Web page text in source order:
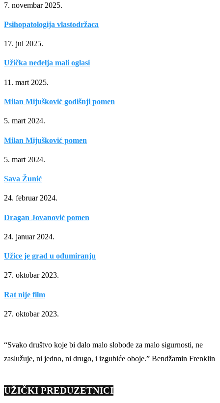
7. novembar 2025.
Psihopatologija vlastodržaca
17. jul 2025.
Užička nedelja mali oglasi
11. mart 2025.
Milan Mijušković godišnji pomen
5. mart 2024.
Milan Mijušković pomen
5. mart 2024.
Sava Žunić
24. februar 2024.
Dragan Jovanović pomen
24. januar 2024.
Užice je grad u odumiranju
27. oktobar 2023.
Rat nije film
27. oktobar 2023.
“Svako društvo koje bi dalo malo slobode za malo sigurnosti, ne
zaslužuje, ni jedno, ni drugo, i izgubiće oboje.” Bendžamin Frenklin
UŽIČKI PREDUZETNICI